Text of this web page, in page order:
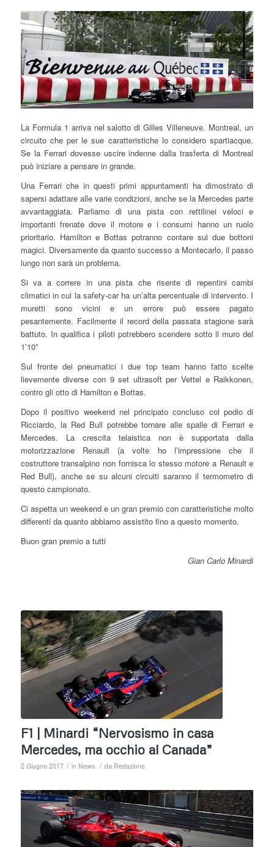
La Formula 1 arriva nel salotto di Gilles Villeneuve. Montreal, un
circuito che per le sue caratteristiche lo considero spartiacque.
Se la Ferrari dovesse uscire indenne dalla trasferta di Montreal
può iniziare a pensare in grande.
Una Ferrari che in questi primi appuntamenti ha dimostrato di
sapersi adattare alle varie condizioni, anche se la Mercedes parte
avvantaggiata. Parliamo di una pista con rettilinei veloci e
importanti frenate dove il motore e i consumi hanno un ruolo
prioritario. Hamilton e Bottas potranno contare sui due bottoni
magici. Diversamente da quanto successo a Montecarlo, il passo
lungo non sarà un problema.
Si va a correre in una pista che risente di repentini cambi
climatici in cui la safety-car ha un’alta percentuale di intervento. I
muretti sono vicini e un errore può essere pagato
pesantemente. Facilmente il record della passata stagione sarà
battuto. In qualifica i piloti potrebbero scendere sotto il muro del
1’10”
Sul fronte dei pneumatici i due top team hanno fatto scelte
lievemente diverse con 9 set ultrasoft per Vettel e Raikkonen,
contro gli otto di Hamilton e Bottas.
Dopo il positivo weekend nel principato concluso col podio di
Ricciardo, la Red Bull potrebbe tornare alle spalle di Ferrari e
Mercedes. La crescita telaistica non è supportata dalla
motorizzazione Renault (a volte ho l’impressione che il
costruttore transalpino non fornisca lo stesso motore a Renault e
Red Bull), anche se su alcuni circuiti saranno il termometro di
questo campionato.
Ci aspetta un weekend e un gran premio con caratteristiche molto
differenti da quanto abbiamo assistito fino a questo momento.
Buon gran premio a tutti
Gian Carlo Minardi
F1 | Minardi “Nervosismo in casa
Mercedes, ma occhio al Canada”
2 Giugno 2017 / in News / da Redazione